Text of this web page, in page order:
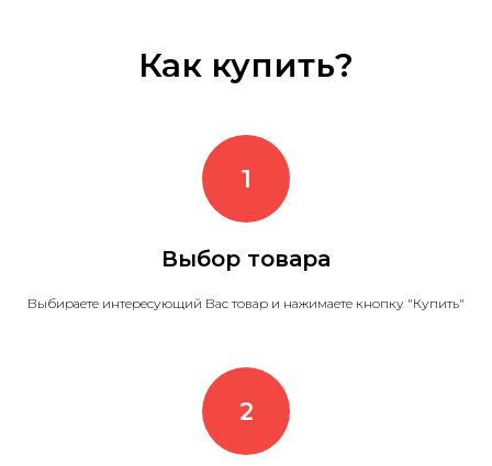
Как купить?
Выбор товара
Выбираете интересующий Вас товар и нажимаете кнопку "Купить"